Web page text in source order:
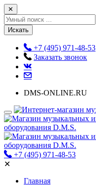
✕
Искать
+7 (495) 971-48-53
Заказать звонок
DMS-ONLINE.RU
+7 (495) 971-48-53
✕
Главная